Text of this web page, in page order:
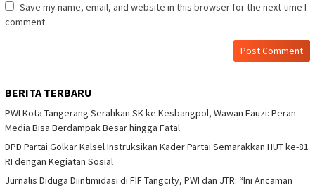
Save my name, email, and website in this browser for the next time I
comment.
BERITA TERBARU
PWI Kota Tangerang Serahkan SK ke Kesbangpol, Wawan Fauzi: Peran
Media Bisa Berdampak Besar hingga Fatal
DPD Partai Golkar Kalsel Instruksikan Kader Partai Semarakkan HUT ke-81
RI dengan Kegiatan Sosial
Jurnalis Diduga Diintimidasi di FIF Tangcity, PWI dan JTR: “Ini Ancaman